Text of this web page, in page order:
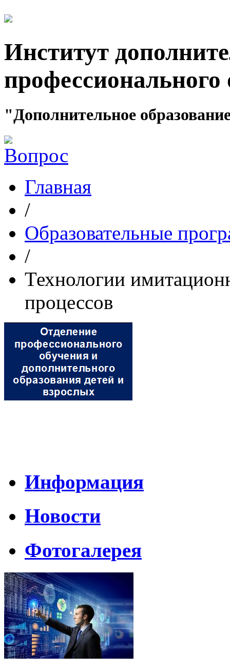
Институт
профессионального
"Дополнительное
Главная
/
Образовательные
/
Технологии
процессов
Информация
Новости
Фотогалерея